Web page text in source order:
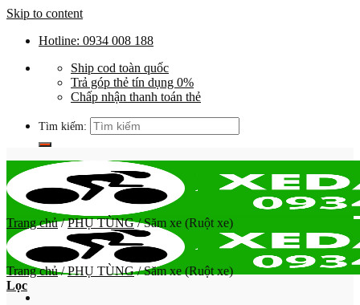
Skip to content
Hotline: 0934 008 188
Ship cod toàn quốc
Trả góp thẻ tín dụng 0%
Chấp nhận thanh toán thẻ
Tìm kiếm:
Trang chủ / PHỤ TÙNG /Săm xe (Ruột xe)
Trang chủ / PHỤ TÙNG /Săm xe (Ruột xe)
Lọc